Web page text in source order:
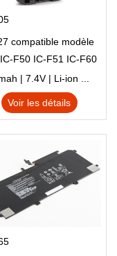
compatible modèle
F50 IC-F51 IC-F60
IC-M87
| 7.4V | Li-ion ...
Voir les détails